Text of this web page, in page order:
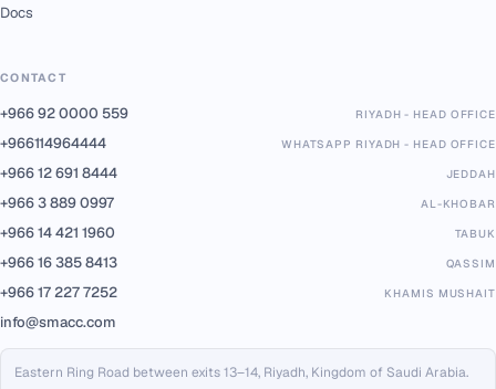
Docs
CONTACT
+966 92 0000 559 RIYADH - HEAD OFFICE
+966114964444 WHATSAPP RIYADH - HEAD OFFICE
+966 12 691 8444 JEDDAH
+966 3 889 0997 AL-KHOBAR
+966 14 421 1960 TABUK
+966 16 385 8413 QASSIM
+966 17 227 7252 KHAMIS MUSHAIT
info@smacc.com
Eastern Ring Road between exits 13–14, Riyadh, Kingdom of Saudi Arabia.